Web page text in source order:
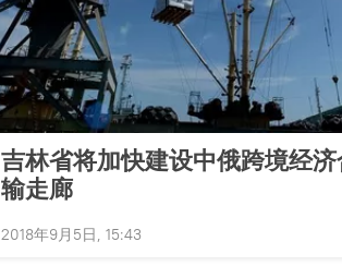
吉林省将加快建设中俄跨境经
输走廊
2018年9月5日, 15:43